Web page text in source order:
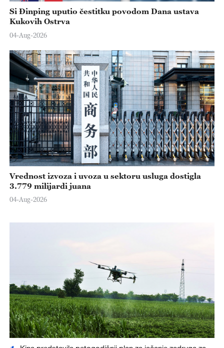
Si Đinping uputio čestitku povodom Dana ustava
Kukovih Ostrva
04-Aug-2026
Vrednost izvoza i uvoza u sektoru usluga dostigla
3.779 milijardi juana
04-Aug-2026